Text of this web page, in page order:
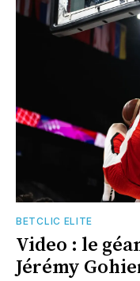
BETCLIC ELITE
Video : le
Jérémy